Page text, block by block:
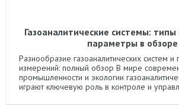
Газоаналитические системы:
параметры в обзоре
Разнообразие газоаналитических систем и
измерений: полный обзор В мире
промышленности и экологии
играют ключевую роль в контроле и